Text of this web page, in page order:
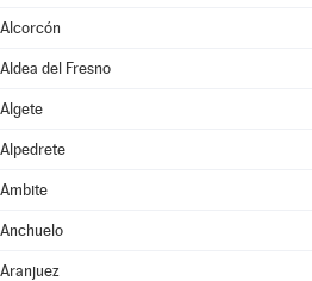
Alcorcón
Aldea del Fresno
Algete
Alpedrete
Ambite
Anchuelo
Aranjuez